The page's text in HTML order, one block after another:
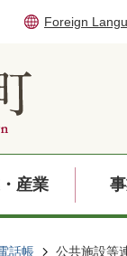
Foreign
産業
話帳 公共施設等